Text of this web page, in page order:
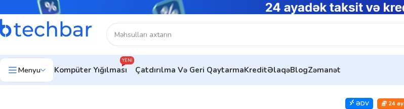
Menyu Kompüter Yığılması
YENI
Çatdırılma Və Geri QaytarmaKreditƏlaqəBlogZəmanət
Ev Kompüter aksesuarları
ƏDV 24